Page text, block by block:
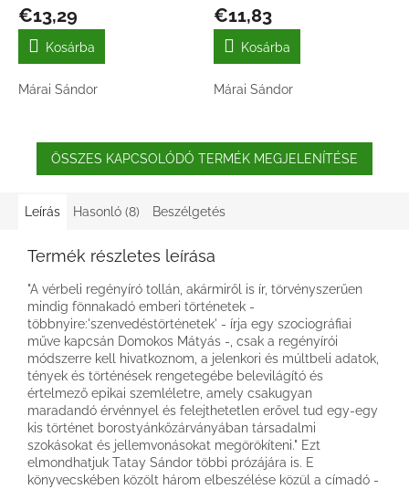
€13,29
Kosárba
Márai Sándor
€11,83
Kosárba
Márai Sándor
ÖSSZES KAPCSOLÓDÓ TERMÉK MEGJELENÍTÉSE
Leírás Hasonló (8) Beszélgetés
Termék részletes leírása
"A vérbeli regényíró tollán, akármiről is ír, törvényszerűen
mindig fönnakadó emberi történetek -
többnyire:'szenvedéstörténetek' - írja egy szociográfiai
műve kapcsán Domokos Mátyás -, csak a regényírói
módszerre kell hivatkoznom, a jelenkori és múltbeli adatok,
tények és történések rengetegébe belevilágító és
értelmező epikai szemléletre, amely csakugyan
maradandó érvénnyel és felejthetetlen erővel tud egy-egy
kis történet borostyánkőzárványában társadalmi
szokásokat és jellemvonásokat megörökíteni." Ezt
elmondhatjuk Tatay Sándor többi prózájára is. E
könyvecskében közölt három elbeszélése közül a címadó -